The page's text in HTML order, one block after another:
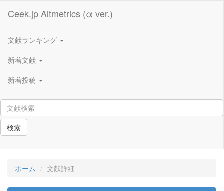
Ceek.jp Altmetrics (α ver.)
文献ランキング
新着文献
新着投稿
検索
ホーム 文献詳細